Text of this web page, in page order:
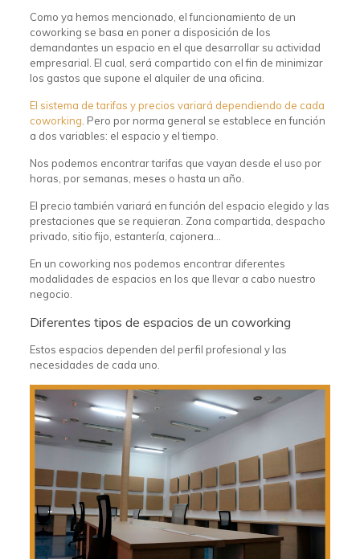
Como ya hemos mencionado, el funcionamiento de un
coworking se basa en poner a disposición de los
demandantes un espacio en el que desarrollar su actividad
empresarial. El cual, será compartido con el fin de minimizar
los gastos que supone el alquiler de una oficina.
El sistema de tarifas y precios variará dependiendo de cada
coworking. Pero por norma general se establece en función
a dos variables: el espacio y el tiempo.
Nos podemos encontrar tarifas que vayan desde el uso por
horas, por semanas, meses o hasta un año.
El precio también variará en función del espacio elegido y las
prestaciones que se requieran. Zona compartida, despacho
privado, sitio fijo, estantería, cajonera…
En un coworking nos podemos encontrar diferentes
modalidades de espacios en los que llevar a cabo nuestro
negocio.
Diferentes tipos de espacios de un coworking
Estos espacios dependen del perfil profesional y las
necesidades de cada uno.